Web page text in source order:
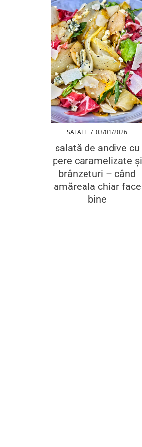
SALATE / 03/01/2026
salată de andive cu
pere caramelizate și
brânzeturi – când
amăreala chiar face
bine